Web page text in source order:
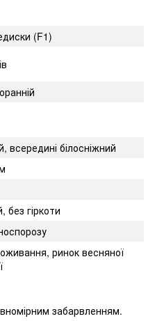
(F1)
всередині білосніжний
без гіркоти
ринок весняної
забарвленням.